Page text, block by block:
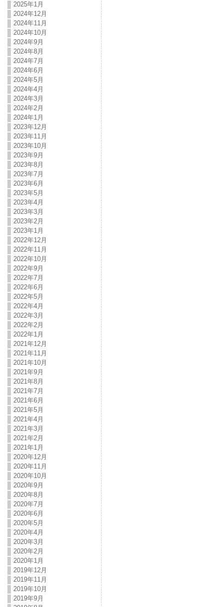
2025年1月
2024年12月
2024年11月
2024年10月
2024年9月
2024年8月
2024年7月
2024年6月
2024年5月
2024年4月
2024年3月
2024年2月
2024年1月
2023年12月
2023年11月
2023年10月
2023年9月
2023年8月
2023年7月
2023年6月
2023年5月
2023年4月
2023年3月
2023年2月
2023年1月
2022年12月
2022年11月
2022年10月
2022年9月
2022年7月
2022年6月
2022年5月
2022年4月
2022年3月
2022年2月
2022年1月
2021年12月
2021年11月
2021年10月
2021年9月
2021年8月
2021年7月
2021年6月
2021年5月
2021年4月
2021年3月
2021年2月
2021年1月
2020年12月
2020年11月
2020年10月
2020年9月
2020年8月
2020年7月
2020年6月
2020年5月
2020年4月
2020年3月
2020年2月
2020年1月
2019年12月
2019年11月
2019年10月
2019年9月